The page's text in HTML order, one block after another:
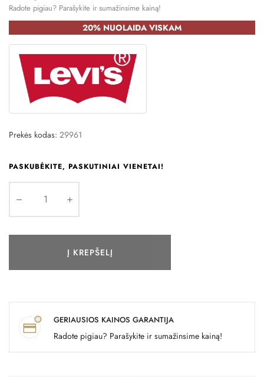
Radote pigiau? Parašykite ir sumažinsime kainą!
20% NUOLAIDA VISKAM
Prekės kodas: 29961
PASKUBĖKITE, PASKUTINIAI VIENETAI!
Į KREPŠELĮ
GERIAUSIOS KAINOS GARANTIJA
Radote pigiau? Parašykite ir sumažinsime kainą!